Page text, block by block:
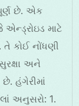
છે. એક
માટે
કોઈ નોંધણી
અને
છે. હંગેરીમાં
અનુસરો: 1.